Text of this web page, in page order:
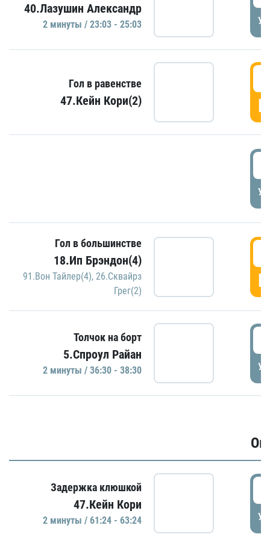
40.Лазушин Александр
2 минуты / 23:03 - 25:03
Гол в равенстве
47.Кейн Кори(2)
Гол в большинстве
18.Ип Брэндон(4)
91.Вон Тайлер(4), 26.Сквайрз
Грег(2)
Толчок на борт
5.Спроул Райан
2 минуты / 36:30 - 38:30
Задержка клюшкой
47.Кейн Кори
2 минуты / 61:24 - 63:24